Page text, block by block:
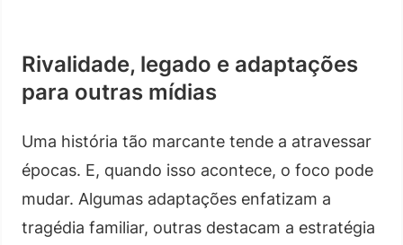
Rivalidade, legado e adaptações
para outras mídias
Uma história tão marcante tende a atravessar
épocas. E, quando isso acontece, o foco pode
mudar. Algumas adaptações enfatizam a
tragédia familiar, outras destacam a estratégia